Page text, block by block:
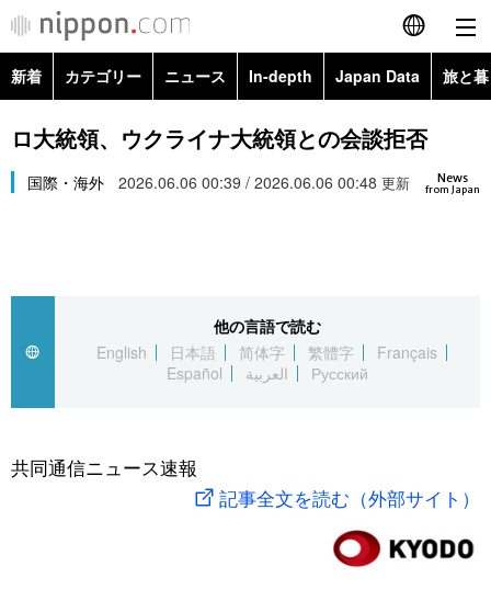
English
简体字
繁體字
العربية
社会
旅と暮らし
新着 カテゴリー ニュース In-depth Japan Data 旅と
政治・外交
経済・ビジネス
社会
文化
科学・技術
暮らし
Topics
Images
お知らせ
ロ大統領、ウクライナ大統領との会談拒否
News
from Japan
国際・海外 2026.06.06 00:39 / 2026.06.06 00:48 更新
他の言語で読む
English
日本語 简体字 繁體字
Français
Español
العربية Русский
共同通信ニュース速報
記事全文を読む（外部サイト）